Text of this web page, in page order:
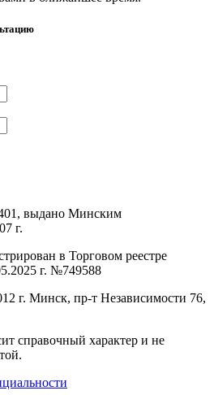
выдано Минским
г.
в Торговом реестре
г. №749588
г. Минск, пр-т Независимости 76,
справочный характер и не